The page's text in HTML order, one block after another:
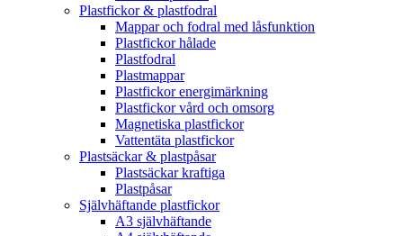
Plastfickor & plastfodral
Mappar och fodral med låsfunktion
Plastfickor hålade
Plastfodral
Plastmappar
Plastfickor energimärkning
Plastfickor vård och omsorg
Magnetiska plastfickor
Vattentäta plastfickor
Plastsäckar & plastpåsar
Plastsäckar kraftiga
Plastpåsar
Självhäftande plastfickor
A3 självhäftande